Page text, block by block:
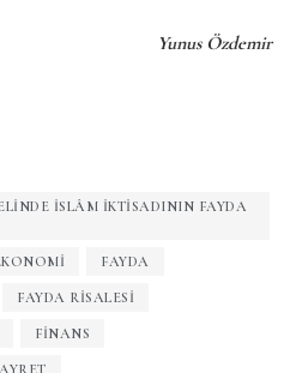
Yunus Özdemir
İSLÂM İKTISADININ FAYDA
FAYDA
FAYDA RISALESI
FINANS